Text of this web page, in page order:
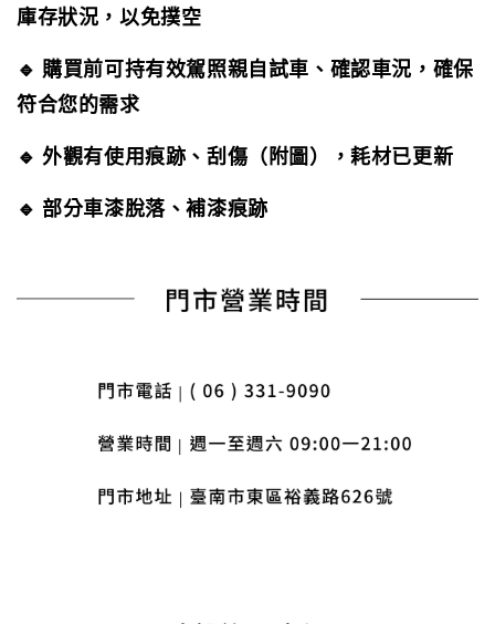
庫存狀況，以免撲空
🔹 購買前可持有效駕照親自試車、確認車況，確保
符合您的需求
🔹 外觀有使用痕跡、刮傷（附圖），耗材已更新
🔹 部分車漆脫落、補漆痕跡